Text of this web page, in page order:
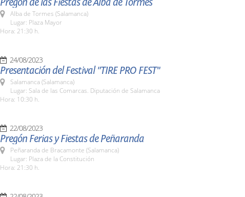
Alba de Tormes (Salamanca)
Lugar: Plaza Mayor
Hora: 21:30 h.
24/08/2023
Presentación del Festival "TIRE PRO FEST"
Salamanca (Salamanca)
Lugar: Sala de las Comarcas. Diputación de Salamanca
Hora: 10:30 h.
22/08/2023
Pregón Ferias y Fiestas de Peñaranda
Peñaranda de Bracamonte (Salamanca)
Lugar: Plaza de la Constitución
Hora: 21:30 h.